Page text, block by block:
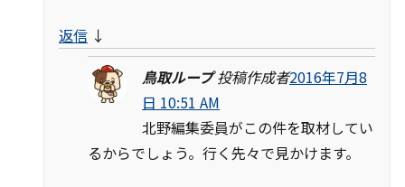
返信 ↓
鳥取ループ 投稿作成者2016年7月8
日 10:51 AM
北野編集委員がこの件を取材してい
るからでしょう。行く先々で見かけます。